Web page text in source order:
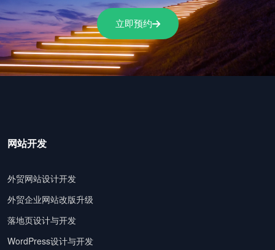
立即预约
网站开发
外贸网站设计开发
外贸企业网站改版升级
落地页设计与开发
WordPress设计与开发